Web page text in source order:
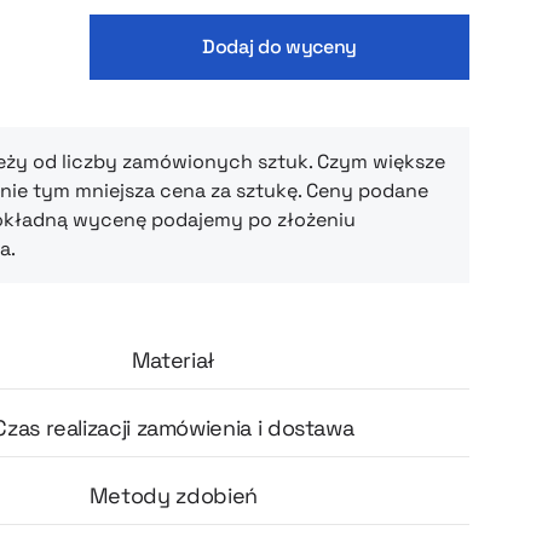
się od hałasu i błysków nawet w
otoczeniu. Całość wykonana jest z
Dzięki niemu każda podróż staje się
odpoczynku — idealny na drzemkę w
po długim locie czy regenerację po
Dodaj do wyceny
od liczby zamówionych sztuk. Czym większe
tym mniejsza cena za sztukę. Ceny podane
wycenę podajemy po złożeniu
Materiał
realizacji zamówienia i dostawa
Metody zdobień